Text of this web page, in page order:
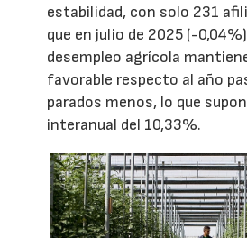
estabilidad, con solo 231
que en julio de 2025 (-
desempleo agrícola
favorable respecto al año
parados menos, lo que
interanual del 10,33%.